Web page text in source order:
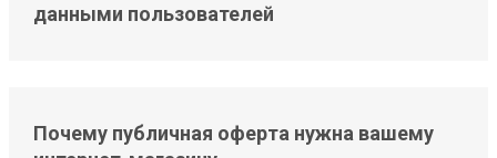
данными пользователей
Почему публичная оферта нужна вашему